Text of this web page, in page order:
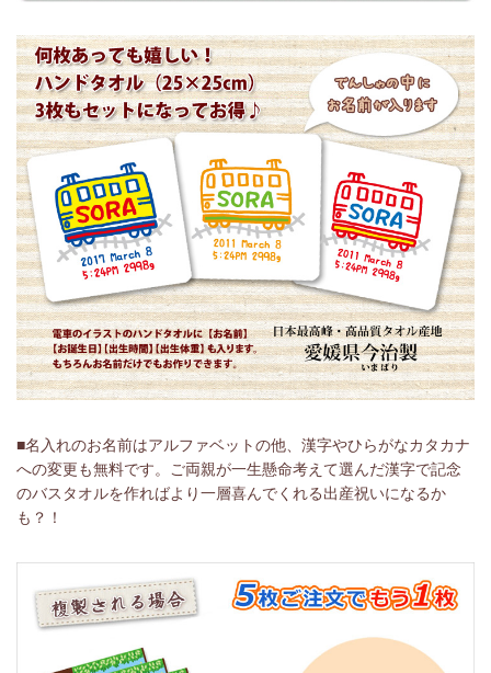
■名入れのお名前はアルファベットの他、漢字やひらがなカタカナ
への変更も無料です。ご両親が一生懸命考えて選んだ漢字で記念
のバスタオルを作ればより一層喜んでくれる出産祝いになるか
も？！